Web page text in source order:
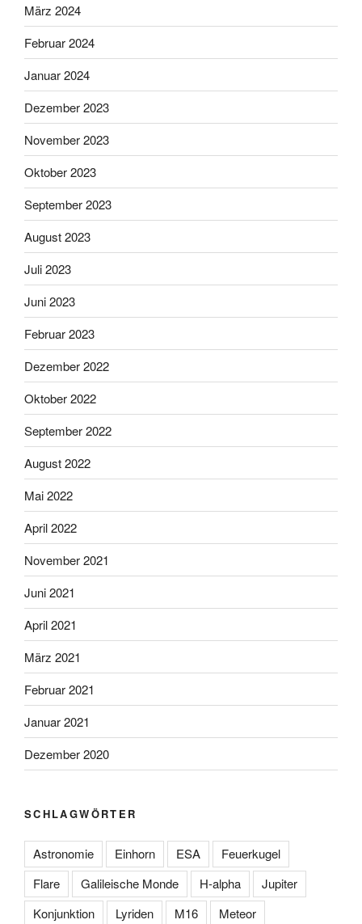
März 2024
Februar 2024
Januar 2024
Dezember 2023
November 2023
Oktober 2023
September 2023
August 2023
Juli 2023
Juni 2023
Februar 2023
Dezember 2022
Oktober 2022
September 2022
August 2022
Mai 2022
April 2022
November 2021
Juni 2021
April 2021
März 2021
Februar 2021
Januar 2021
Dezember 2020
SCHLAGWÖRTER
Astronomie Einhorn ESA
Feuerkugel
Flare
Galileische Monde H-alpha
Jupiter
Konjunktion
Lyriden M16
Meteor